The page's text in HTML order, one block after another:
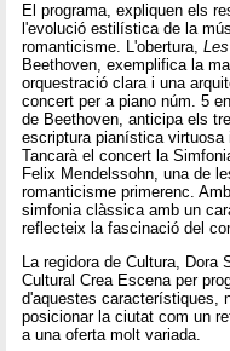
El programa, expliquen els
l'evolució estilística de la
romanticisme. L'obertura,
Beethoven, exemplifica la
orquestració clara i una
concert per a piano núm. 5
de Beethoven, anticipa els
escriptura pianística virtuosa
Tancarà el concert la
Felix Mendelssohn, una de
romanticisme primerenc.
simfonia clàssica amb un
reflecteix la fascinació del
La regidora de Cultura,
Cultural Crea Escena per
d'aquestes característiques,
posicionar la ciutat com un
a una oferta molt variada.